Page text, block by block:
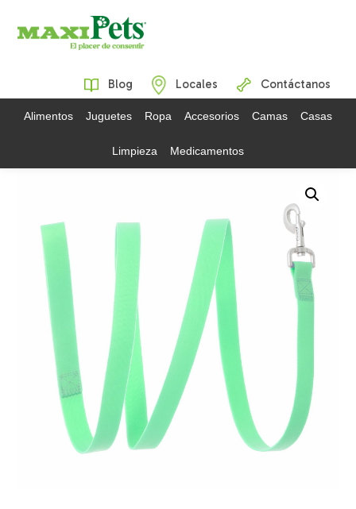
Blog Locales Contáctanos
Alimentos Juguetes Ropa Accesorios Camas Casas
Limpieza Medicamentos